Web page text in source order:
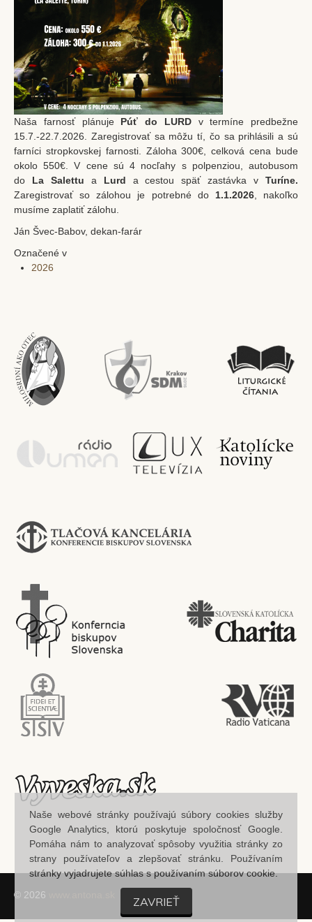
Naša farnosť plánuje Púť do LURD v termíne predbežne
15.7.-22.7.2026. Zaregistrovať sa môžu tí, čo sa prihlásili a sú
farníci stropkovskej farnosti. Záloha 300€, celková cena bude
okolo 550€. V cene sú 4 nocľahy s polpenziou, autobusom
do La Salettu a Lurd a cestou späť zastávka vTuríne.
Zaregistrovať so zálohou je potrebné do 1.1.2026, nakoľko
musíme zaplatiť zálohu.
Ján Švec-Babov, dekan-farár
Označené v
2026
© 2026
Naše webové stránky používajú súbory cookies služby
Google Analytics, ktorú poskytuje spoločnosť Google.
Pomáha nám to analyzovať spôsoby využitia stránky zo
strany používateľov a zlepšovať stránku. Používaním
stránky vyjadrujete súhlas s používaním súborov cookie.
ZAVRIEŤ